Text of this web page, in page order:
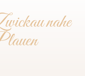
nahe